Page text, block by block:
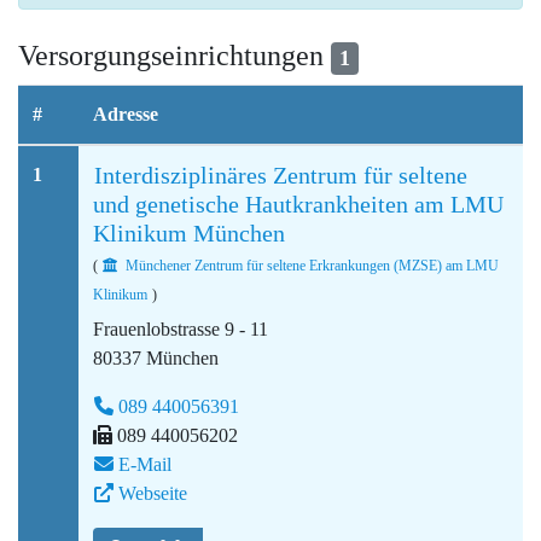
Versorgungseinrichtungen 1
# Adresse
1
Interdisziplinäres Zentrum für seltene
und genetische Hautkrankheiten am LMU
Klinikum München
(
Münchener Zentrum für seltene Erkrankungen (MZSE) am LMU
Klinikum )
Frauenlobstrasse 9 - 11
80337 München
089 440056391
089 440056202
E-Mail
Webseite